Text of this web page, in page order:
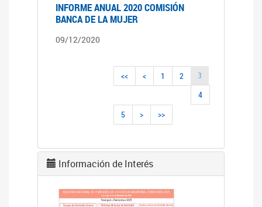
INFORME ANUAL 2020 COMISIÓN
BANCA DE LA MUJER
09/12/2020
<< < 1 2
3
4
5
> >>
Información de Interés